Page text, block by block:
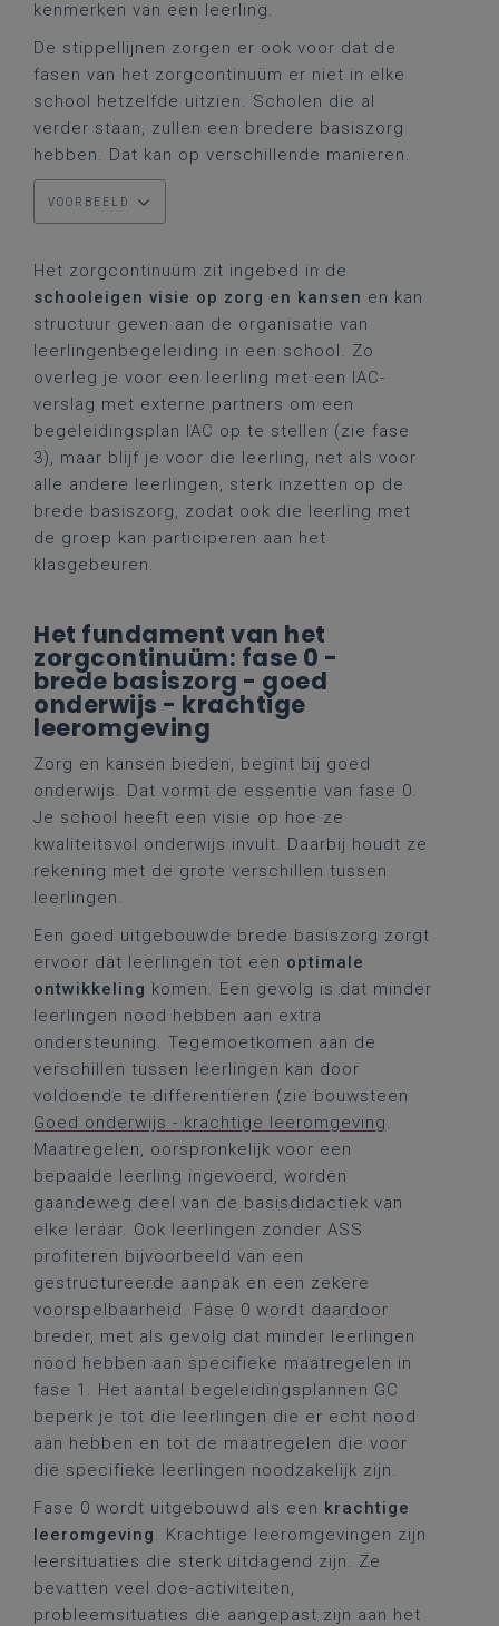
kenmerken van een leerling.
De stippellijnen zorgen er ook voor dat de
fasen van het zorgcontinuüm er niet in elke
school hetzelfde uitzien. Scholen die al
verder staan, zullen een bredere basiszorg
hebben. Dat kan op verschillende manieren.
VOORBEELD
Het zorgcontinuüm zit ingebed in de
schooleigen visie op zorg en kansen en kan
structuur geven aan de organisatie van
leerlingenbegeleiding in een school. Zo
overleg je voor een leerling met een IAC-
verslag met externe partners om een
begeleidingsplan IAC op te stellen (zie fase
3), maar blijf je voor die leerling, net als voor
alle andere leerlingen, sterk inzetten op de
brede basiszorg, zodat ook die leerling met
de groep kan participeren aan het
klasgebeuren.
Het fundament van het
zorgcontinuüm: fase 0 -
brede basiszorg - goed
onderwijs - krachtige
leeromgeving
Zorg en kansen bieden, begint bij goed
onderwijs. Dat vormt de essentie van fase 0.
Je school heeft een visie op hoe ze
kwaliteitsvol onderwijs invult. Daarbij houdt ze
rekening met de grote verschillen tussen
leerlingen.
Een goed uitgebouwde brede basiszorg zorgt
ervoor dat leerlingen tot een optimale
ontwikkeling komen. Een gevolg is dat minder
leerlingen nood hebben aan extra
ondersteuning. Tegemoetkomen aan de
verschillen tussen leerlingen kan door
voldoende te differentiëren (zie bouwsteen
Goed onderwijs - krachtige leeromgeving.
Maatregelen, oorspronkelijk voor een
bepaalde leerling ingevoerd, worden
gaandeweg deel van de basisdidactiek van
elke leraar. Ook leerlingen zonder ASS
profiteren bijvoorbeeld van een
gestructureerde aanpak en een zekere
voorspelbaarheid. Fase 0 wordt daardoor
breder, met als gevolg dat minder leerlingen
nood hebben aan specifieke maatregelen in
fase 1. Het aantal begeleidingsplannen GC
beperk je tot die leerlingen die er echt nood
aan hebben en tot de maatregelen die voor
die specifieke leerlingen noodzakelijk zijn.
Fase 0 wordt uitgebouwd als een krachtige
leeromgeving. Krachtige leeromgevingen zijn
leersituaties die sterk uitdagend zijn. Ze
bevatten veel doe-activiteiten,
probleemsituaties die aangepast zijn aan het